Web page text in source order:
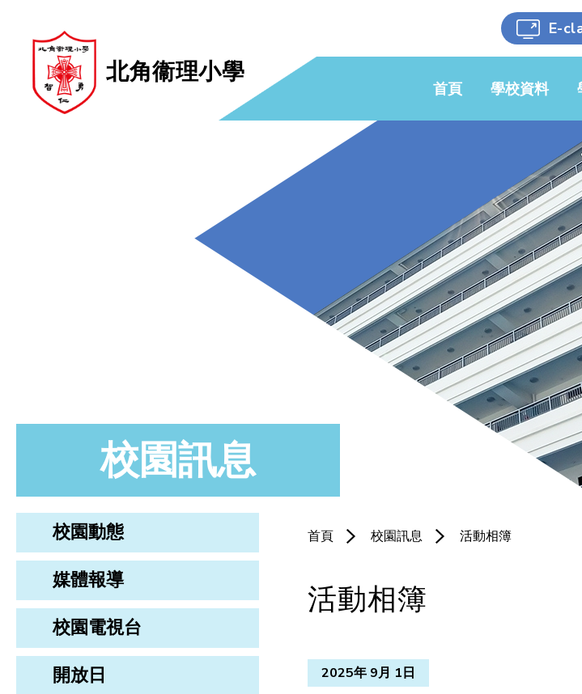
北角衞理小學
E-
首頁 學校資料
學校文件
校服樣式
學校刊物
校車服務
選用書目
聯絡我們
校園訊息
校園動態
媒體報導
校園電視台
開放日
首頁 校園訊息 活動相簿
活動相簿
2025年 9月 1日